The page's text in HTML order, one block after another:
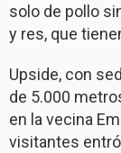
solo de pollo
y res, que
Upside, con
de 5.000
en la vecina
visitantes